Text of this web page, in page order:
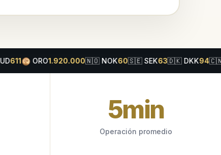
ORO1.920.000🇳🇴 NOK60🇸🇪 SEK63🇩🇰 DKK94🇨🇳 CNY
5min
Operación promedio